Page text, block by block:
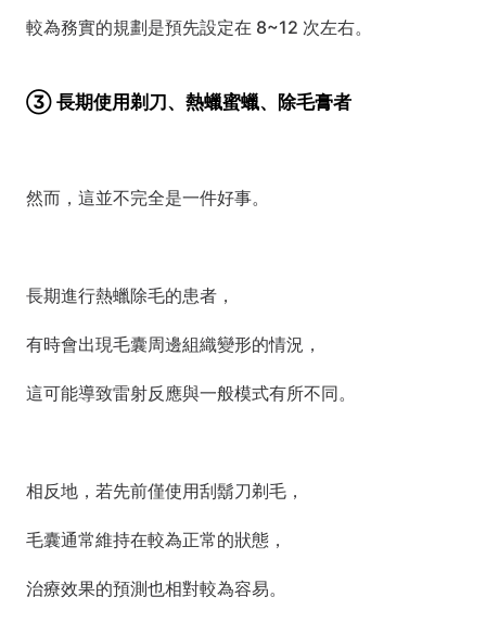
較為務實的規劃是預先設定在 8~12 次左右。
③ 長期使用剃刀、熱蠟蜜蠟、除毛膏者
然而，這並不完全是一件好事。
長期進行熱蠟除毛的患者，
有時會出現毛囊周邊組織變形的情況，
這可能導致雷射反應與一般模式有所不同。
相反地，若先前僅使用刮鬍刀剃毛，
毛囊通常維持在較為正常的狀態，
治療效果的預測也相對較為容易。